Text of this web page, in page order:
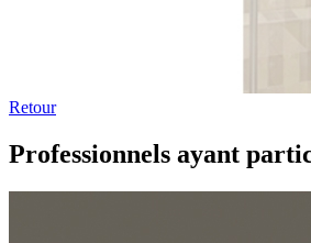
Retour
Professionnels ayant